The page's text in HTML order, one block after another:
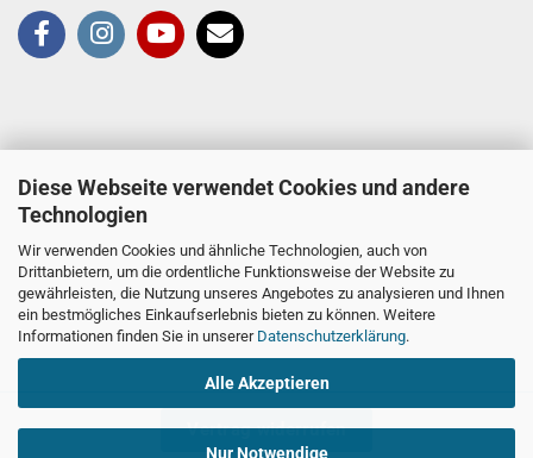
Diese Webseite verwendet Cookies und andere
Technologien
Wir verwenden Cookies und ähnliche Technologien, auch von
Drittanbietern, um die ordentliche Funktionsweise der Website zu
gewährleisten, die Nutzung unseres Angebotes zu analysieren und Ihnen
ein bestmögliches Einkaufserlebnis bieten zu können. Weitere
Informationen finden Sie in unserer Datenschutzerklärung.
Alle Akzeptieren
Nur Notwendige
Vertrag widerrufen